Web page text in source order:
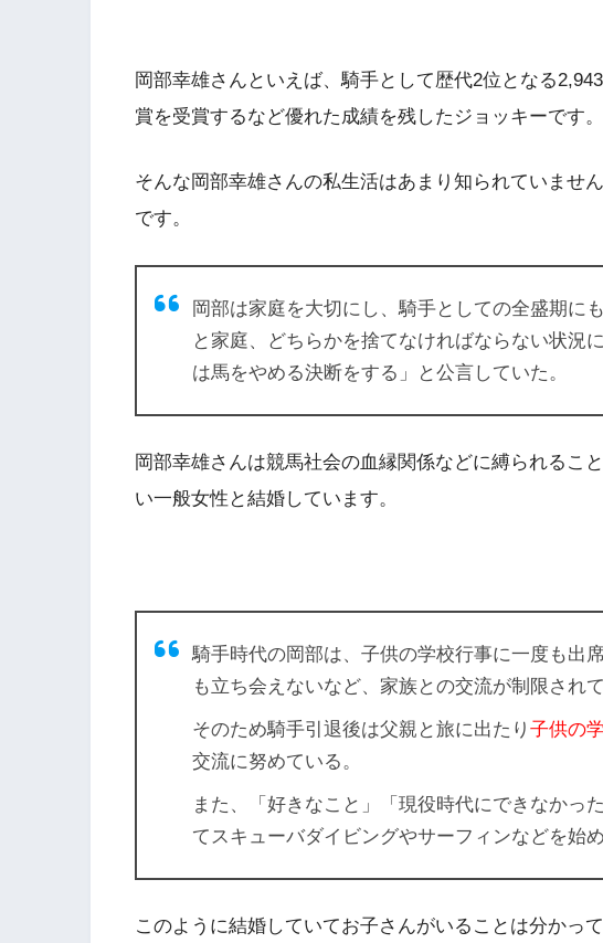
岡部幸雄さんといえば、騎手として歴代2位となる
賞を受賞するなど優れた成績を残したジョッキーです。
そんな岡部幸雄さんの私生活はあまり知られていません
です。
岡部は家庭を大切にし、騎手としての全盛期に
と家庭、どちらかを捨てなければならない状況
は馬をやめる決断をする」と公言していた。
岡部幸雄さんは競馬社会の血縁関係などに縛られるこ
い一般女性と結婚しています。
騎手時代の岡部は、子供の学校行事に一度も出
も立ち会えないなど、家族との交流が制限されて
そのため騎手引退後は父親と旅に出たり 子供の
交流に努めている。
また、「好きなこと」「現役時代にできなかっ
てスキューバダイビングやサーフィンなどを始め
このように結婚していてお子さんがいることは分かっ